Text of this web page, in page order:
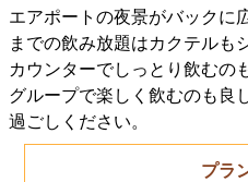
エアポートの夜景がバックに
までの飲み放題はカクテルも
カウンターでしっとり飲むの
グループで楽しく飲むのも良
過ごしください。
プラ